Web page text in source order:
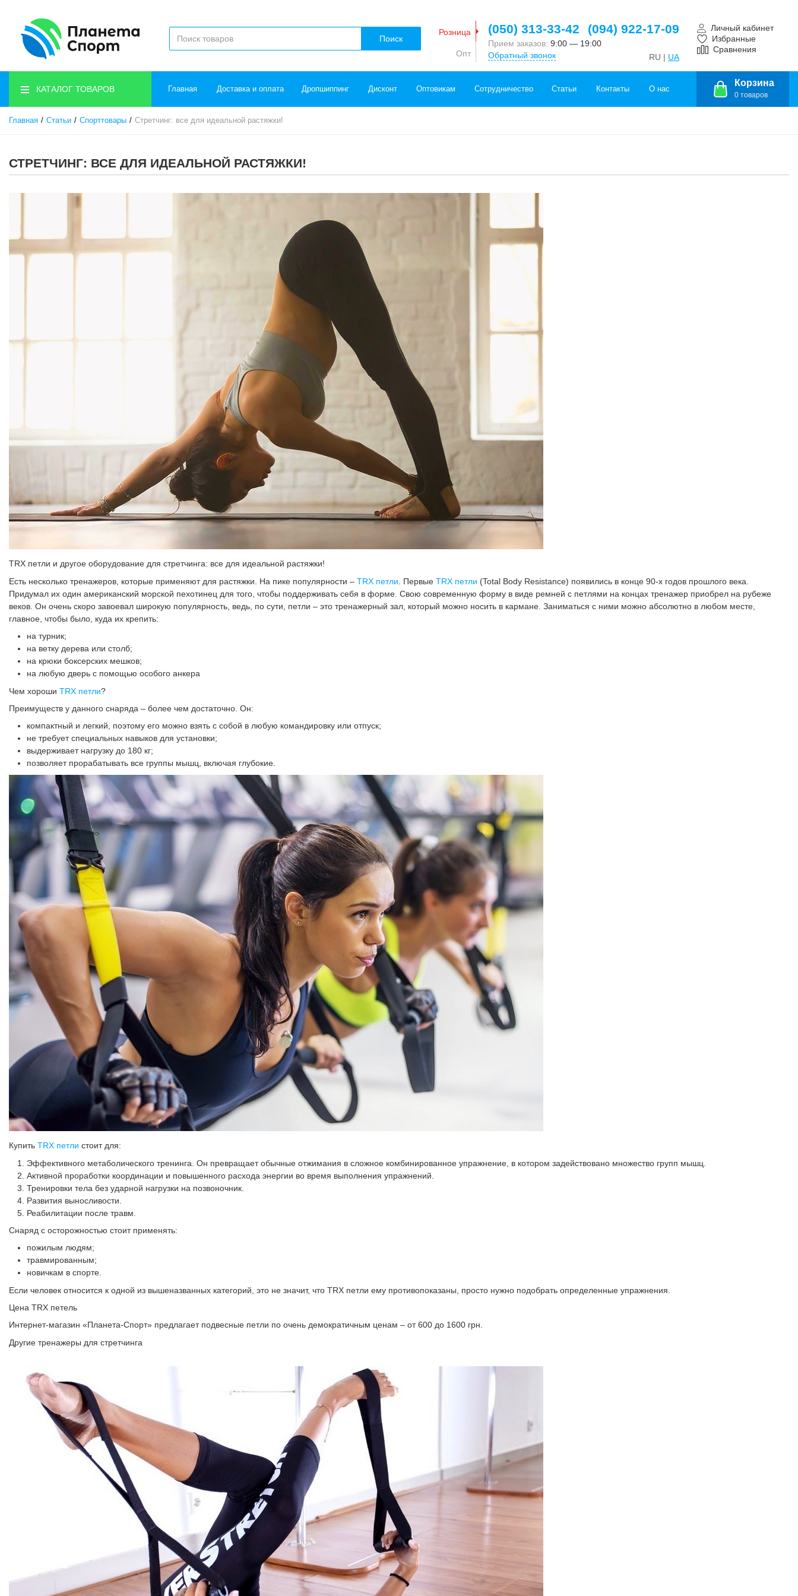
Поиск
Розница
Опт
(050) 313-33-42 (094) 922-17-09
Прием заказов: 9:00 — 19:00
Обратный звонок
RU | UA
Личный кабинет
Избранные
Сравнения
КАТАЛОГ ТОВАРОВ Главная Доставка и оплата Дропшиппинг Дисконт Оптовикам Сотрудничество Статьи Контакты О нас
Корзина
0 товаров
Главная Статьи Спорттовары Стретчинг: все для идеальной растяжки!
СТРЕТЧИНГ: ВСЕ ДЛЯ ИДЕАЛЬНОЙ РАСТЯЖКИ!
TRX петли и другое оборудование для стретчинга: все для идеальной растяжки!
Есть несколько тренажеров, которые применяют для растяжки. На пике популярности – TRX петли . Первые TRX петли (Total Body Resistance) появились в конце 90-х годов прошлого века.
Придумал их один американский морской пехотинец для того, чтобы поддерживать себя в форме. Свою современную форму в виде ремней с петлями на концах тренажер приобрел на рубеже
веков. Он очень скоро завоевал широкую популярность, ведь, по сути, петли – это тренажерный зал, который можно носить в кармане. Заниматься с ними можно абсолютно в любом месте,
главное, чтобы было, куда их крепить:
на турник;
на ветку дерева или столб;
на крюки боксерских мешков;
на любую дверь с помощью особого анкера
Чем хороши TRX петли?
Преимуществ у данного снаряда – более чем достаточно. Он:
компактный и легкий, поэтому его можно взять с собой в любую командировку или отпуск;
не требует специальных навыков для установки;
выдерживает нагрузку до 180 кг;
позволяет прорабатывать все группы мышц, включая глубокие.
Купить TRX петли стоит для:
Эффективного метаболического тренинга. Он превращает обычные отжимания в сложное комбинированное упражнение, в котором задействовано множество групп мышц.
Активной проработки координации и повышенного расхода энергии во время выполнения упражнений.
Тренировки тела без ударной нагрузки на позвоночник.
Развития выносливости.
Реабилитации после травм.
Снаряд с осторожностью стоит применять:
пожилым людям;
травмированным;
новичкам в спорте.
Если человек относится к одной из вышеназванных категорий, это не значит, что TRX петли ему противопоказаны, просто нужно подобрать определенные упражнения.
Цена TRX петель
Интернет-магазин «Планета-Спорт» предлагает подвесные петли по очень демократичным ценам – от 600 до 1600 грн.
Другие тренажеры для стретчинга